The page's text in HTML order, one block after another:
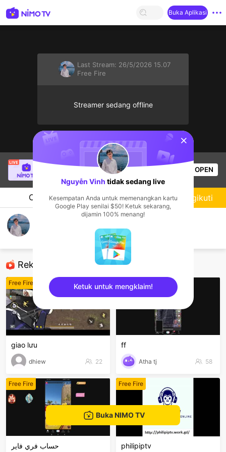
Buka Aplikasi
Last Stream: 26/5/2026 15.07
Free Fire
Streamer sedang offline
philipiptv
sedang siaran langsung!
Penonton OPEN
Chat Streamer
ai game hong, chơi 30' off
Rekomendasi
Free Fire
giao lưu
dhiew 22
Free Fire
ff
Atha tj 58
Free Fire
حساب فري فاير
Free Fire
philipiptv
Mengikuti
Buka NIMO TV
sentinelStart
Nguyễn Vinh tidak sedang live
Kesempatan Anda untuk memenangkan kartu
Google Play senilai $50! Ketuk sekarang,
dijamin 100% menang!
Ketuk untuk mengklaim!
sentinelEnd